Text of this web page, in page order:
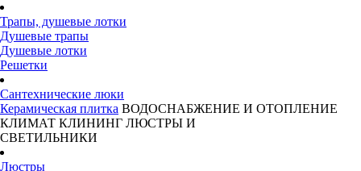
Трапы, душевые лотки
Душевые трапы
Душевые лотки
Решетки
Сантехнические люки
Керамическая плитка ВОДОСНАБЖЕНИЕ И ОТОПЛЕНИЕ
КЛИМАТ КЛИНИНГ ЛЮСТРЫ И
СВЕТИЛЬНИКИ
Люстры